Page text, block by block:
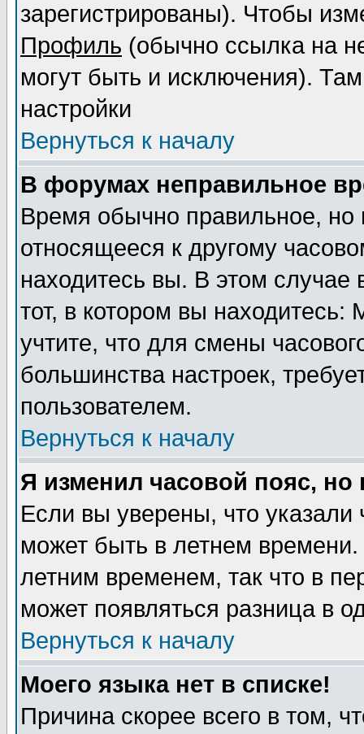
зарегистрированы). Чтобы
Профиль (обычно ссылка на
могут быть и исключения).
настройки
Вернуться к началу
В форумах неправильное
Время обычно правильное,
относящееся к другому
находитесь вы. В этом
тот, в котором вы
учтите, что для смены
большинства настроек,
пользователем.
Вернуться к началу
Я изменил часовой пояс,
Если вы уверены, что указали
может быть в летнем
летним временем, так что в
может появляться разница в
Вернуться к началу
Моего языка нет в списке!
Причина скорее всего в том,